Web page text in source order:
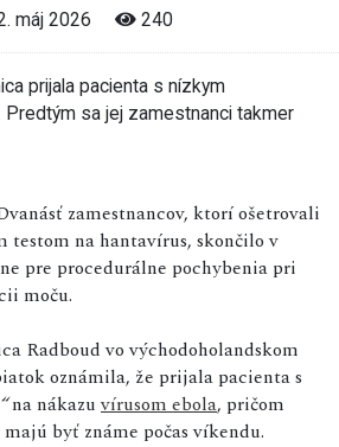
máj 2026 240
zamestnancov, ktorí ošetrovali
testom na hantavírus, skončilo v
pre procedurálne pochybenia pri
moču.
Radboud vo východoholandskom
oznámila, že prijala pacienta s
na nákazuvírusom ebola, pričom
byť známe počas víkendu.